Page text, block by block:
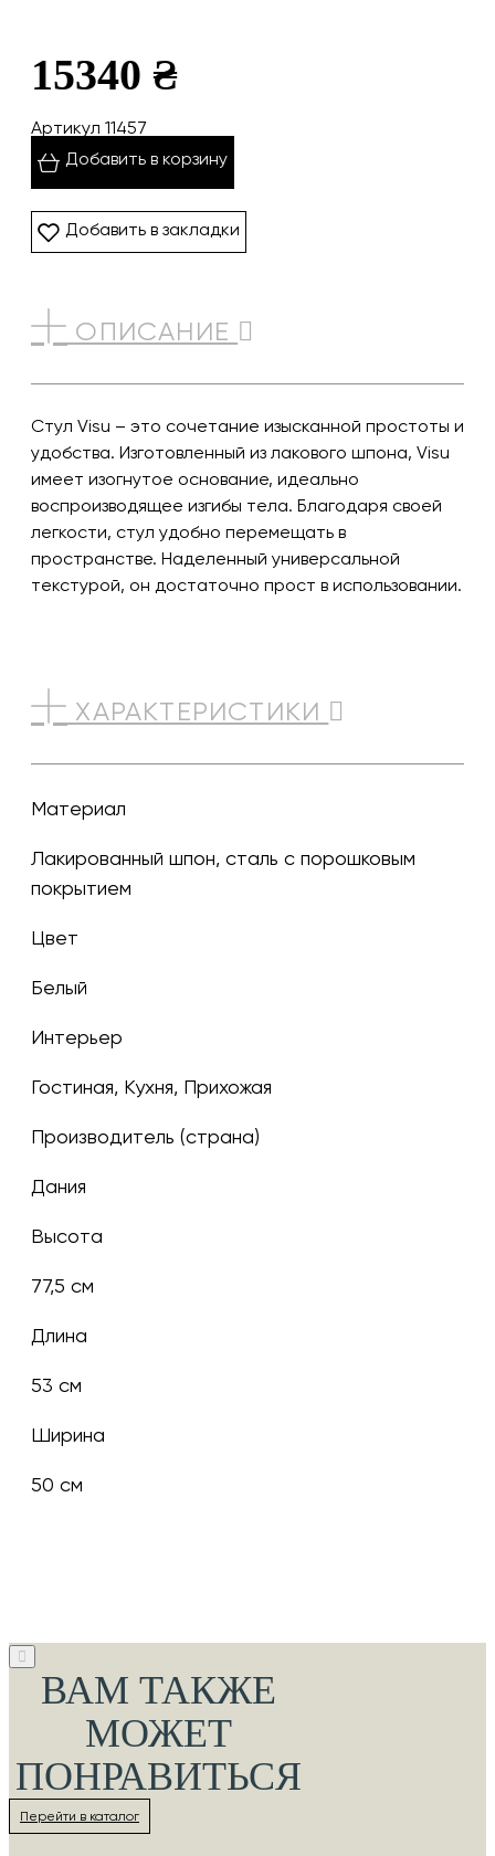
15340 ₴
Артикул 11457
Добавить в корзину
Добавить в закладки
ОПИСАНИЕ
Стул Visu – это сочетание изысканной простоты и
удобства. Изготовленный из лакового шпона, Visu
имеет изогнутое основание, идеально
воспроизводящее изгибы тела. Благодаря своей
легкости, стул удобно перемещать в
пространстве. Наделенный универсальной
текстурой, он достаточно прост в использовании.
ХАРАКТЕРИСТИКИ
Материал
Лакированный шпон, сталь с порошковым
покрытием
Цвет
белый
Интерьер
Гостиная, Кухня, Прихожая
Производитель (страна)
Дания
Высота
77,5 см
Длина
53 см
Ширина
50 см
ВАМ ТАКЖЕ
МОЖЕТ
ПОНРАВИТЬСЯ
Перейти в каталог